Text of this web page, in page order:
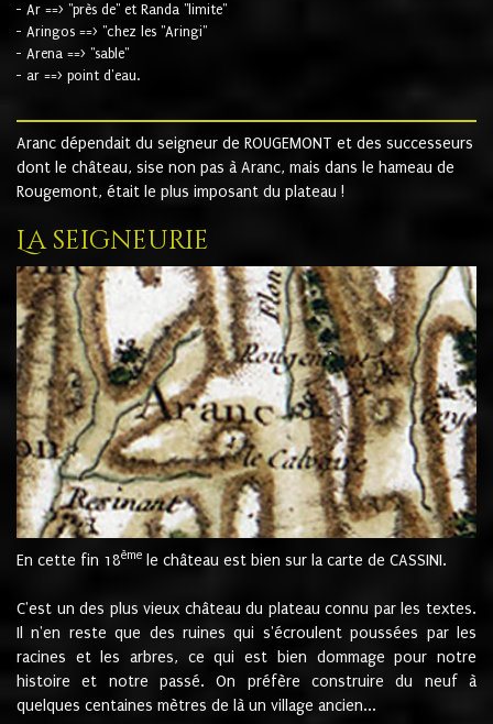
- Ar ==> "près de" et Randa "limite"
- Aringos ==> "chez les "Aringi"
- Arena ==> "sable"
- ar ==> point d'eau.
Aranc dépendait du seigneur de ROUGEMONT et des successeurs
dont le château, sise non pas à Aranc, mais dans le hameau de
Rougemont, était le plus imposant du plateau !
La seigneurie
En cette fin 18ème le château est bien sur la carte de CASSINI.
C'est un des plus vieux château du plateau connu par les textes.
Il n'en reste que des ruines qui s'écroulent poussées par les
racines et les arbres, ce qui est bien dommage pour notre
histoire et notre passé. On préfère construire du neuf à
quelques centaines mètres de là un village ancien...